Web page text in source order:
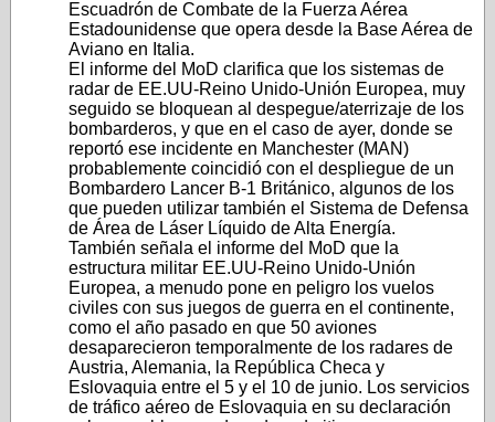
Escuadrón de Combate de la Fuerza Aérea
Estadounidense que opera desde la Base Aérea de
Aviano en Italia.
El informe del MoD clarifica que los sistemas de
radar de EE.UU-Reino Unido-Unión Europea, muy
seguido se bloquean al despegue/aterrizaje de los
bombarderos, y que en el caso de ayer, donde se
reportó ese incidente en Manchester (MAN)
probablemente coincidió con el despliegue de un
Bombardero Lancer B-1 Británico, algunos de los
que pueden utilizar también el Sistema de Defensa
de Área de Láser Líquido de Alta Energía.
También señala el informe del MoD que la
estructura militar EE.UU-Reino Unido-Unión
Europea, a menudo pone en peligro los vuelos
civiles con sus juegos de guerra en el continente,
como el año pasado en que 50 aviones
desaparecieron temporalmente de los radares de
Austria, Alemania, la República Checa y
Eslovaquia entre el 5 y el 10 de junio. Los servicios
de tráfico aéreo de Eslovaquia en su declaración